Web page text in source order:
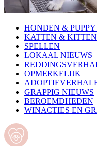
HONDEN &
KATTEN &
SPELLEN
LOKAAL NIEUWS
OPMERKELIJK
GRAPPIG NIEUWS
BEROEMDHEDEN
WINACTIES EN